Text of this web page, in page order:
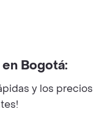
reserved.
Bogotá:
y los precios